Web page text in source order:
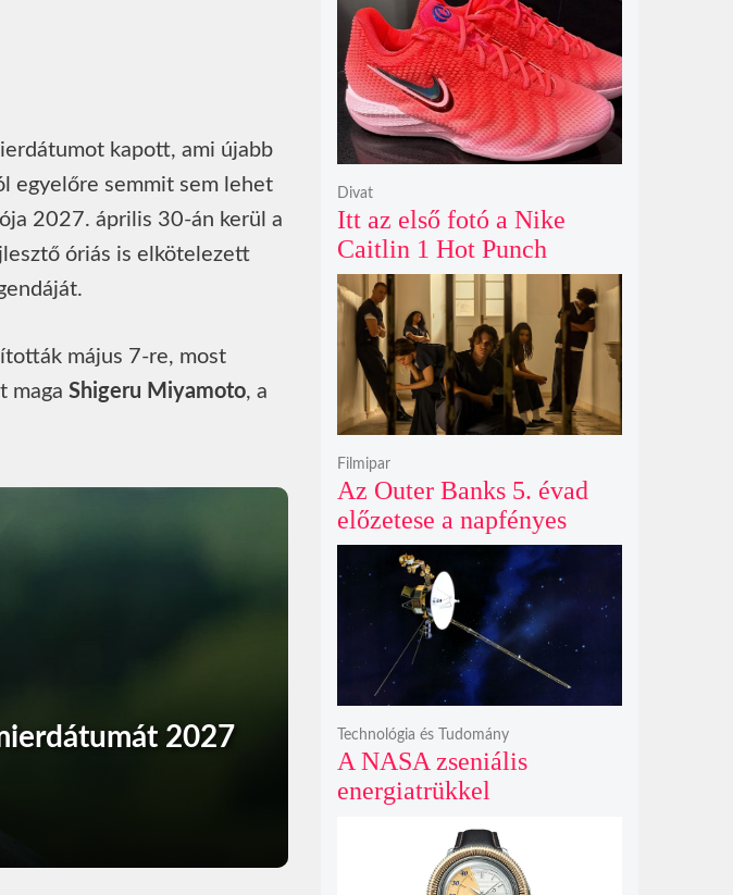
kapott, ami újabb
egyelőre semmit sem lehet
2027. április 30-án kerül a
óriás is elkötelezett
május 7-re, most
maga Shigeru Miyamoto, a
2027
Itt az első fotó a Nike
Caitlin 1 Hot Punch
cipőjéről brutálisan ütős
színben
Divat
Az Outer Banks 5. évad
előzetese a napfényes
kalandok helyett
kíméletlen
bosszúhadjáratot ígér
Filmipar
A NASA zseniális
energiatrükkel
éves Voyager-2 csillagközi
küldetését
Technológia és Tudomány